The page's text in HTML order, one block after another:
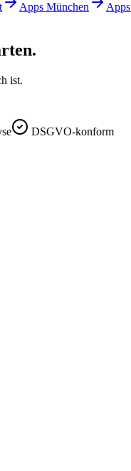
Apps München Apps
ist.
DSGVO-konform